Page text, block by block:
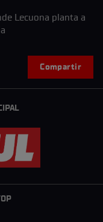
Lecuona planta a
Compartir